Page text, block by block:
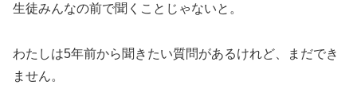
生徒みんなの前で聞くことじゃないと。
わたしは5年前から聞きたい質問があるけれど、まだでき
ません。